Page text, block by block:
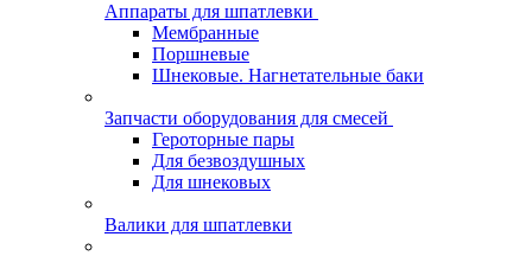
Аппараты для шпатлевки
Мембранные
Поршневые
Шнековые. Нагнетательные баки
Запчасти оборудования для смесей
Героторные пары
Для безвоздушных
Для шнековых
Валики для шпатлевки